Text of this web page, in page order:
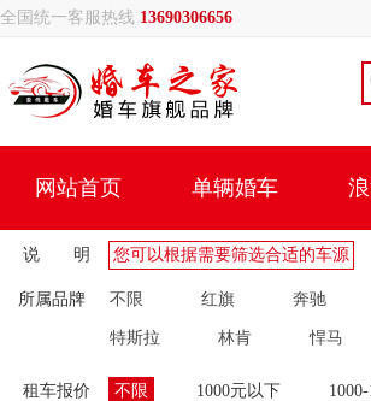
全国统一客服热线 13690306656
网站首页 单辆婚车
说 明 您可以根据需要筛选合适的车源
所属品牌 不限 红旗 奔驰
特斯拉 林肯 悍马
租车报价 不限 1000元以下